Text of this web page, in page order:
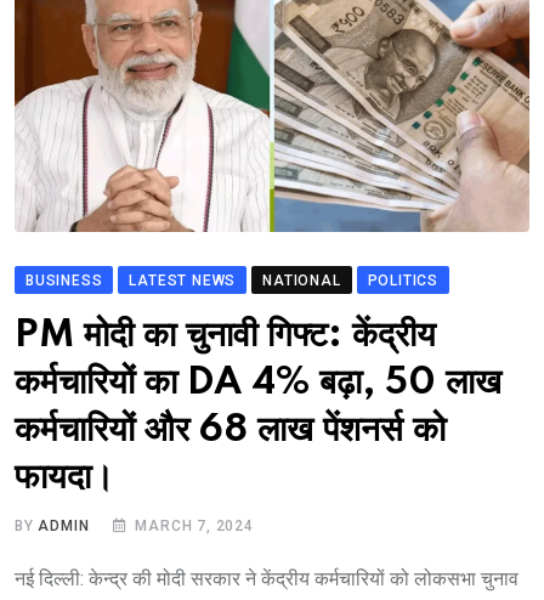
BUSINESS LATEST NEWS NATIONAL POLITICS
PM मोदी का चुनावी गिफ्ट: केंद्रीय
कर्मचारियों का DA 4% बढ़ा, 50 लाख
कर्मचारियों और 68 लाख पेंशनर्स को
फायदा।
BYADMIN MARCH 7, 2024
नई दिल्ली: केन्द्र की मोदी सरकार ने केंद्रीय कर्मचारियों को लोकसभा चुनाव